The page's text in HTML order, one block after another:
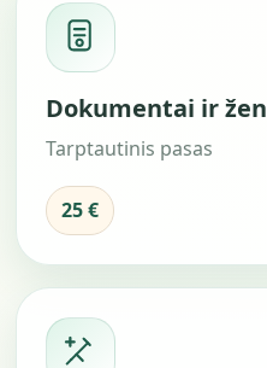
Dokumentai ir
Tarptautinis pasas
25 €